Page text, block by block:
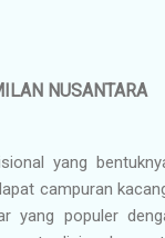
NUSANTARA
yang
campuran
yang populer